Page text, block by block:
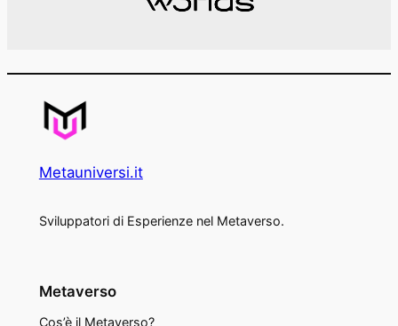
Metauniversi.it
Sviluppatori di Esperienze nel Metaverso.
Metaverso
Cos’è il Metaverso?